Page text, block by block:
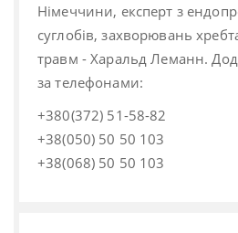
Німеччини, експерт з
суглобів, захворювань
травм - Харальд Леманн.
за телефонами:
+380(372) 51-58-82
+38(050) 50 50 103
+38(068) 50 50 103